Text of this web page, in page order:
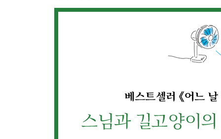
두 번째 이야기 : 간소함
손 없이 보배 산에 들어가기
냥이도 고양이와 있는 게 좋겠지